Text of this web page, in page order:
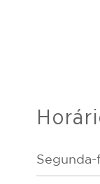
Segunda-